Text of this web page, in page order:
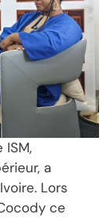
a
Lors
ce